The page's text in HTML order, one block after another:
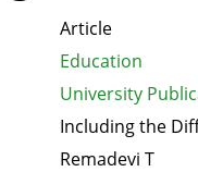
Article
Education
University
Including the
Remadevi T